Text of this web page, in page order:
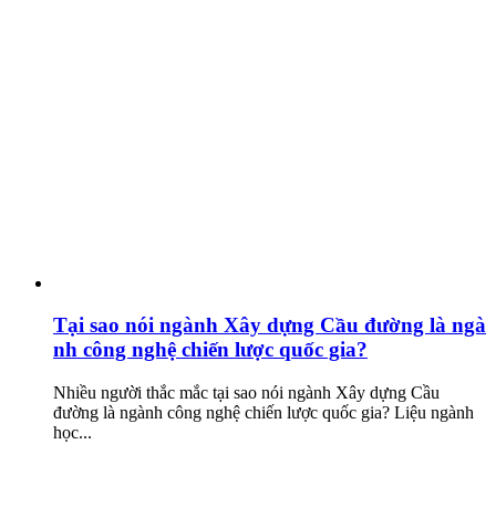
Tại sao nói ngành Xây dựng Cầu đường là ngà
nh công nghệ chiến lược quốc gia?
Nhiều người thắc mắc tại sao nói ngành Xây dựng Cầu
đường là ngành công nghệ chiến lược quốc gia? Liệu ngành
học...